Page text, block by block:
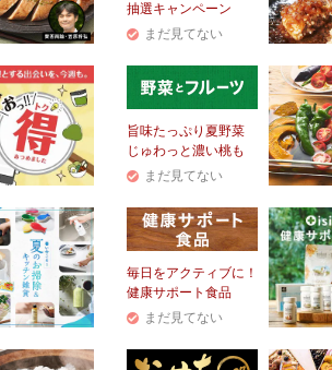
抽選キャンペーン
まだ見てない
旨味たっぷり夏野菜
じゅわっと濃い桃も
まだ見てない
毎日をアクティブに！
健康サポート食品
まだ見てない